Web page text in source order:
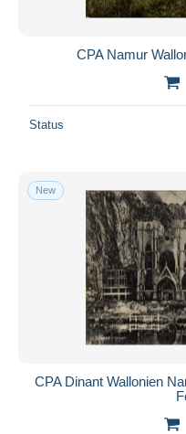
CPA Namur
Status
New
CPA Dinant Wallonien